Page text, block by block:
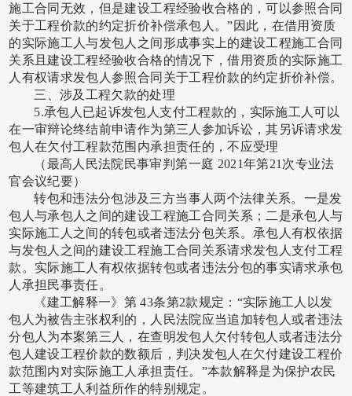
施工合同无效，但是建设工程经验收合格的，可以参照合同
关于工程价款的约定折价补偿承包人。”因此，在借用资质
的实际施工人与发包人之间形成事实上的建设工程施工合同
关系且建设工程经验收合格的情况下，借用资质的实际施工
人有权请求发包人参照合同关于工程价款的约定折价补偿。
三、涉及工程欠款的处理
5.承包人已起诉发包人支付工程款的，实际施工人可以
在一审辩论终结前申请作为第三人参加诉讼，其另诉请求发
包人在欠付工程款范围内承担责任的，不应受理
（最高人民法院民事审判第一庭 2021年第21次专业法
官会议纪要）
转包和违法分包涉及三方当事人两个法律关系。一是发
包人与承包人之间的建设工程施工合同关系；二是承包人与
实际施工人之间的转包或者违法分包关系。承包人有权依据
与发包人之间的建设工程施工合同关系请求发包人支付工程
款。实际施工人有权依据转包或者违法分包的事实请求承包
人承担民事责任。
《建工解释一》第43条第2款规定：“实际施工人以发
包人为被告主张权利的，人民法院应当追加转包人或者违法
分包人为本案第三人，在查明发包人欠付转包人或者违法分
包人建设工程价款的数额后，判决发包人在欠付建设工程价
款范围内对实际施工人承担责任。”本款解释是为保护农民
工等建筑工人利益所作的特别规定。